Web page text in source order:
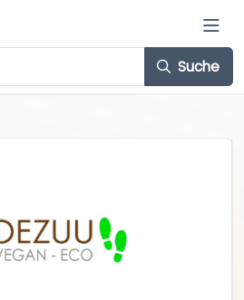
Suche